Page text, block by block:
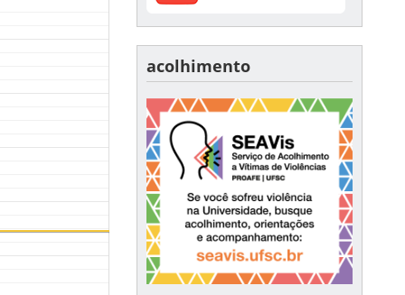
acolhimento